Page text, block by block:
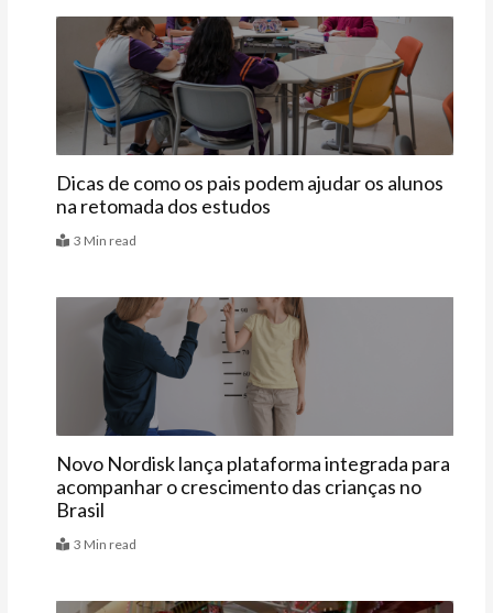
Educação
Dicas de como os pais podem ajudar os alunos
na retomada dos estudos
3 Min read
Últimas
Novo Nordisk lança plataforma integrada para
acompanhar o crescimento das crianças no
Brasil
3 Min read